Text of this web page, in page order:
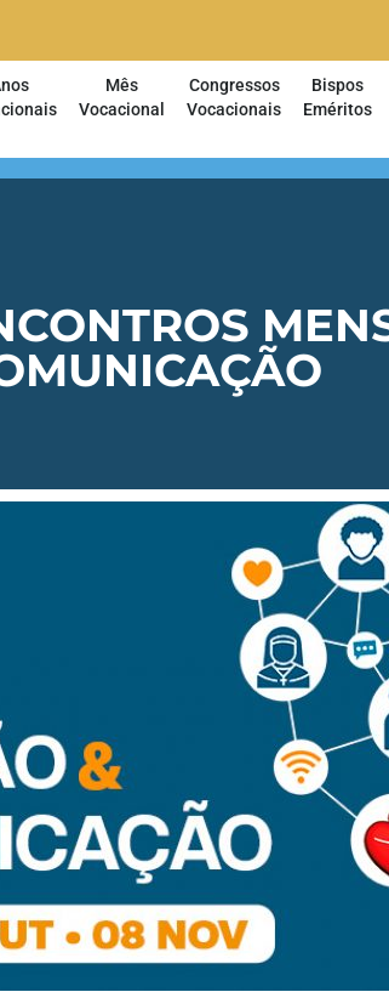
Mês
Vocacional
Congressos
Vocacionais
Bispos
Eméritos